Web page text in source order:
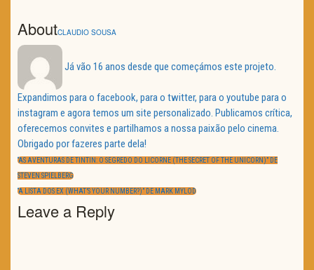
AboutCLAUDIO SOUSA
Já vão 16 anos desde que começámos este projeto.
Expandimos para o facebook, para o twitter, para o youtube para o
instagram e agora temos um site personalizado. Publicamos crítica,
oferecemos convites e partilhamos a nossa paixão pelo cinema.
Obrigado por fazeres parte dela!
Navegação
de
artigos
PREVIOUS
“AS AVENTURAS DE TINTIN: O SEGREDO DO LICORNE (THE SECRET OF THE UNICORN)” DE
STEVEN SPIELBERG
NEXT
“A LISTA DOS EX (WHAT’S YOUR NUMBER?)” DE MARK MYLOD
Leave a Reply